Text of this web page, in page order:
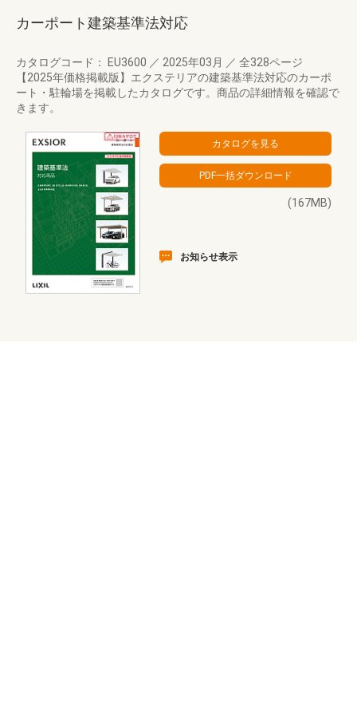
カーポート建築基準法対応
カタログコード： EU3600 ／ 2025年03月 ／ 全328ページ
【2025年価格掲載版】エクステリアの建築基準法対応のカーポ
ート・駐輪場を掲載したカタログです。商品の詳細情報を確認で
きます。
(167MB)
お知らせ表示